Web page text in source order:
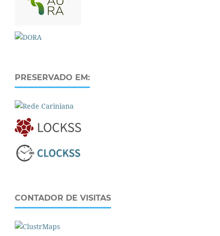
PRESERVADO EM:
CONTADOR DE VISITAS